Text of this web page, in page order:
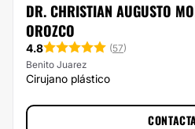
DR. CHRISTIAN AUGUSTO
OROZCO
4.8 (57)
Benito Juarez
Cirujano plástico